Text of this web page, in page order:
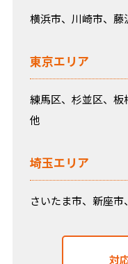
横浜市、川崎市、藤
東京エリア
練馬区、杉並区、
他
埼玉エリア
さいたま市、新座
対